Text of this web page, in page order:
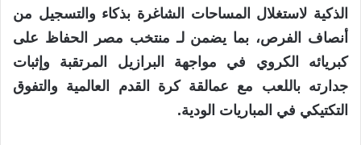
الذكية لاستغلال المساحات الشاغرة بذكاء والتسجيل من
أنصاف الفرص، بما يضمن لـ منتخب مصر الحفاظ على
كبريائه الكروي في مواجهة البرازيل المرتقبة وإثبات
جدارته باللعب مع عمالقة كرة القدم العالمية والتفوق
التكتيكي في المباريات الودية.